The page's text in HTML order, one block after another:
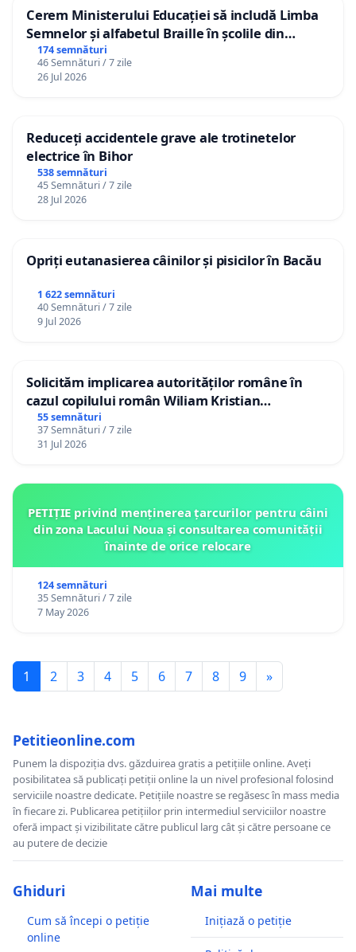
Cerem Ministerului Educației să includă Limba
Semnelor și alfabetul Braille în școlile din
Republica Moldova!
174 semnături
46 Semnături / 7 zile
26 Jul 2026
Reduceți accidentele grave ale trotinetelor
electrice în Bihor
538 semnături
45 Semnături / 7 zile
28 Jul 2026
Opriți eutanasierea câinilor și pisicilor în Bacău
1 622 semnături
40 Semnături / 7 zile
9 Jul 2026
Solicităm implicarea autorităților române în
cazul copilului român Wiliam Kristian
Gheorghe, aflat în plasament în Danemarca de
12 ani
55 semnături
37 Semnături / 7 zile
31 Jul 2026
PETIȚIE privind menținerea țarcurilor pentru câini
din zona Lacului Noua și consultarea comunității
înainte de orice relocare
124 semnături
35 Semnături / 7 zile
7 May 2026
1 2 3 4 5 6 7 8 9 »
Petitieonline.com
Punem la dispoziția dvs. găzduirea gratis a petițiile online. Aveți
posibilitatea să publicați petiții online la un nivel profesional folosind
serviciile noastre dedicate. Petițiile noastre se regăsesc în mass media
în fiecare zi. Publicarea petițiilor prin intermediul serviciilor noastre
oferă impact și vizibilitate către publicul larg cât și către persoane ce
au putere de decizie
Ghiduri
Cum să începi o petiție
online
Mai multe
Inițiază o petiție